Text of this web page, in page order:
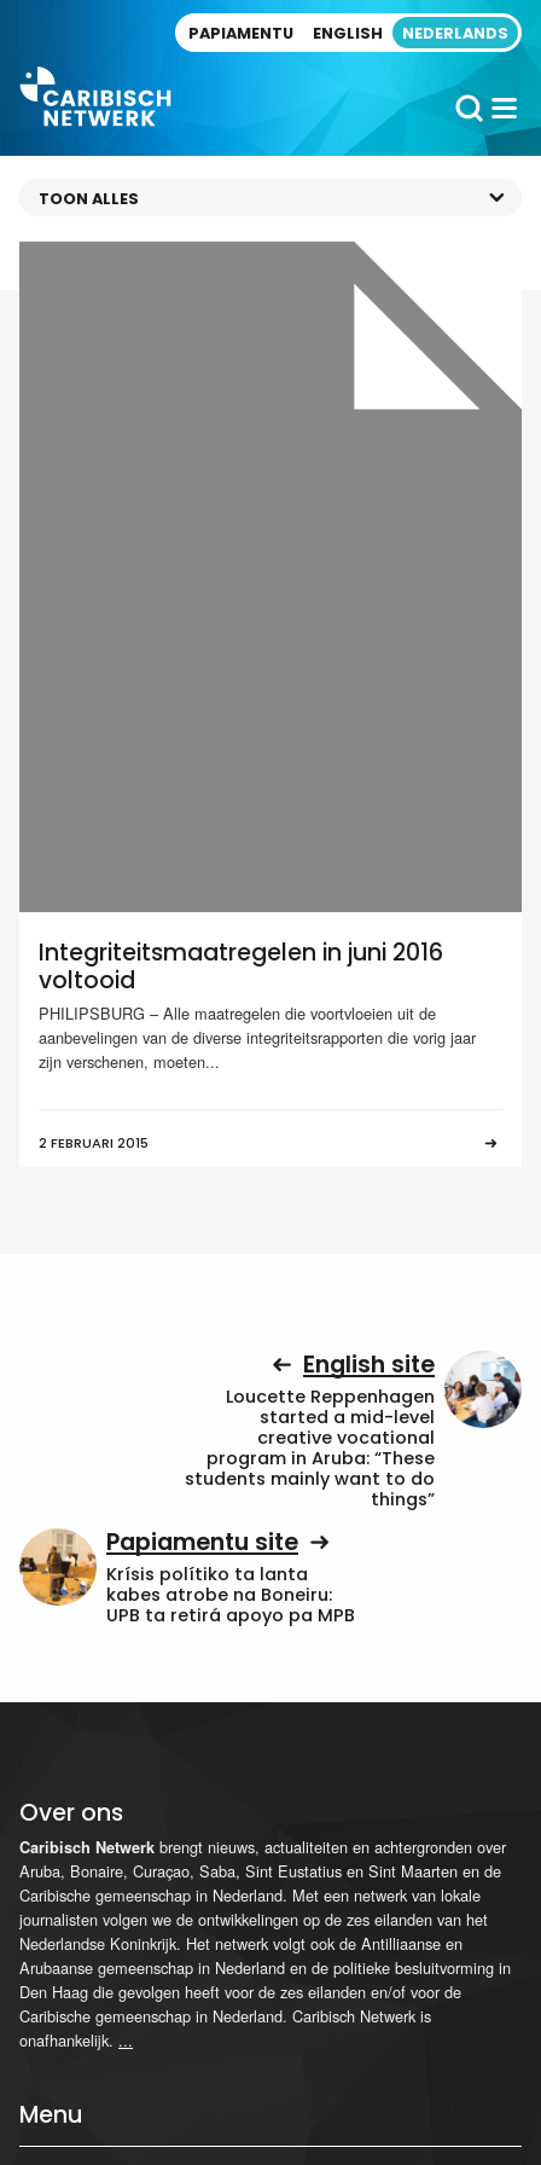
PAPIAMENTU ENGLISH NEDERLANDS
Integriteitsmaatregelen in juni 2016
voltooid
PHILIPSBURG – Alle maatregelen die voortvloeien uit de
aanbevelingen van de diverse integriteitsrapporten die vorig jaar
zijn verschenen, moeten...
2 FEBRUARI 2015
English site
Loucette Reppenhagen
started a mid-level
creative vocational
program in Aruba: “These
students mainly want to do
things”
Papiamentu site
Krísis polítiko ta lanta
kabes atrobe na Boneiru:
UPB ta retirá apoyo pa MPB
Over ons
Caribisch Netwerk brengt nieuws, actualiteiten en achtergronden over
Aruba, Bonaire, Curaçao, Saba, Sint Eustatius en Sint Maarten en de
Caribische gemeenschap in Nederland. Met een netwerk van lokale
journalisten volgen we de ontwikkelingen op de zes eilanden van het
Nederlandse Koninkrijk. Het netwerk volgt ook de Antilliaanse en
Arubaanse gemeenschap in Nederland en de politieke besluitvorming in
Den Haag die gevolgen heeft voor de zes eilanden en/of voor de
Caribische gemeenschap in Nederland. Caribisch Netwerk is
onafhankelijk. ...
Menu